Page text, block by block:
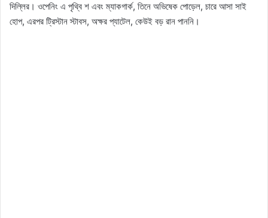
দিল্লির। ওপেনিং এ পৃথ্বি শ এবং ম্যাকগার্ক, তিনে অভিষেক পোড়েল, চারে আসা সাই
হোপ, এরপর ট্রিস্টান স্টাবস, অক্ষর প্যাটেল, কেউই বড় রান পাননি।